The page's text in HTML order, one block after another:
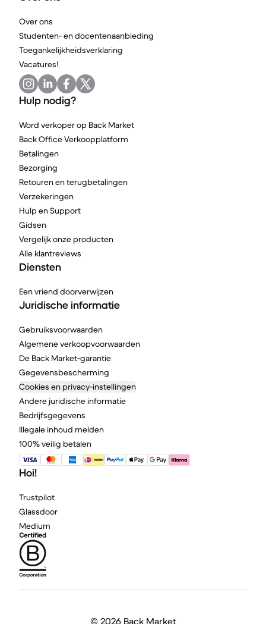
Over ons
Studenten- en docentenaanbieding
Toegankelijkheidsverklaring
Vacatures!
Hulp nodig?
Word verkoper op Back Market
Back Office Verkoopplatform
Betalingen
Bezorging
Retouren en terugbetalingen
Verzekeringen
Hulp en Support
Gidsen
Vergelijk onze producten
Alle klantreviews
Diensten
Een vriend doorverwijzen
Juridische informatie
Gebruiksvoorwaarden
Algemene verkoopvoorwaarden
De Back Market-garantie
Gegevensbescherming
Cookies en privacy-instellingen
Andere juridische informatie
Bedrijfsgegevens
Illegale inhoud melden
100% veilig betalen
Hoi!
Trustpilot
Glassdoor
Medium
© 2026 Back Market